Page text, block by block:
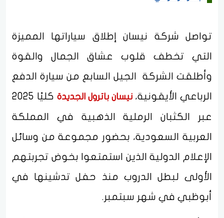
تواصل شركة نيسان إطلاق سياراتها المميزة
التي تخطف قلوب عشاق الجمال والقوة
وأطلقت الشركة الجيل السابع من سيارة الدفع
الرباعي الأيقونية، نيسان باترول الجديدة
كليًا 2025
عبر الكثبان الرملية الذهبية في المملكة
العربية السعودية، بحضور مجموعة من وسائل
الإعلام الدولية الذين استمتعوا بخوض تجربتهم
الأولى لبطل الدروب منذ حفل تدشينها في
أبوظبي في شهر سبتمبر.